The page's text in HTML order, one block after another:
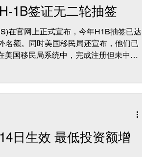
1B签证无二轮抽签
在官网上正式宣布，今年H1B抽签已达
名额。同时美国移民局还宣布，他们已
国移民局系统中，完成注册但未中签
日生效 最低投资额增